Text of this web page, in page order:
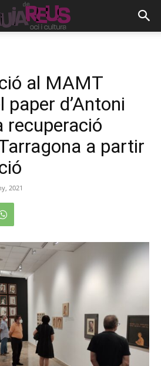
al MAMT
paper d’Antoni
recuperació
a partir
2021